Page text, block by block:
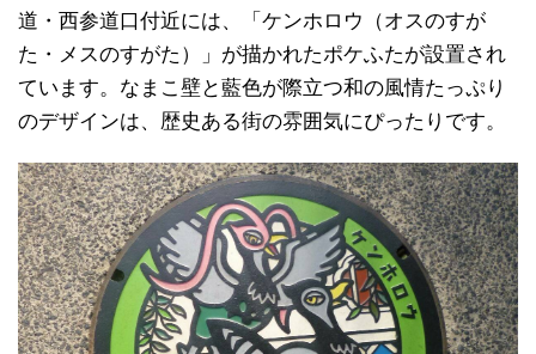
道・西参道口付近には、「ケンホロウ（オスのすが
た・メスのすがた）」が描かれたポケふたが設置され
ています。なまこ壁と藍色が際立つ和の風情たっぷり
のデザインは、歴史ある街の雰囲気にぴったりです。